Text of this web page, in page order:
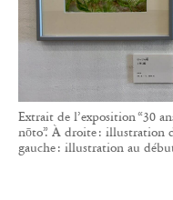
Extrait de l’exposition “30
nōto”. À droite : illustration
gauche : illustration au